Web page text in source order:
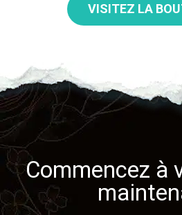
VISITEZ LA
Commencez à